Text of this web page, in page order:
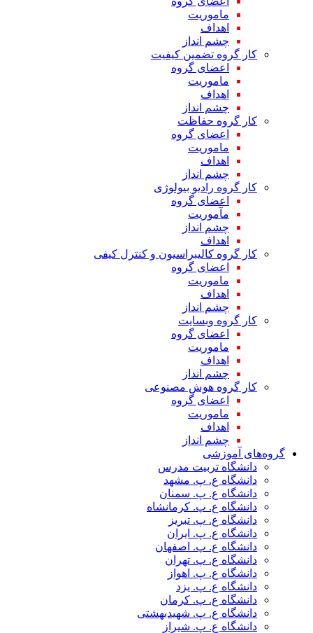
ماموریت
اهداف
چشم انداز
کار گروه تضمین کیفیت
اعضای گروه
ماموریت
اهداف
چشم انداز
کار گروه حفاظت
اعضای گروه
ماموریت
اهداف
چشم انداز
کار گروه رادیو بیولوژی
اعضای گروه
مآموریت
چشم انداز
اهداف
کار گروه کالیبراسیون و کنترل کیفی
اعضای گروه
ماموریت
اهداف
چشم انداز
کار گروه وبسایت
اعضای گروه
ماموریت
اهداف
چشم انداز
کار گروه هوش مصنوعی
اعضای گروه
ماموریت
اهداف
چشم انداز
گروه‌های آموزشی
دانشگاه تربیت مدرس
دانشگاه ع. پ. مشهد
دانشگاه ع. پ. سمنان
دانشگاه ع. پ. کرمانشاه
دانشگاه ع. پ. تبریز
دانشگاه ع. پ. ایران
دانشگاه ع. پ. اصفهان
دانشگاه ع. پ. تهران
دانشگاه ع. پ. اهواز
دانشگاه ع. پ. یزد
دانشگاه ع. پ. کرمان
دانشگاه ع. پ. شهید‌بهشتی
دانشگاه ع. پ. شیراز